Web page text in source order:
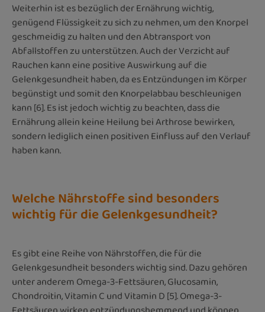
Weiterhin ist es bezüglich der Ernährung wichtig,
genügend Flüssigkeit zu sich zu nehmen, um den Knorpel
geschmeidig zu halten und den Abtransport von
Abfallstoffen zu unterstützen. Auch der Verzicht auf
Rauchen kann eine positive Auswirkung auf die
Gelenkgesundheit haben, da es Entzündungen im Körper
begünstigt und somit den Knorpelabbau beschleunigen
kann [6]. Es ist jedoch wichtig zu beachten, dass die
Ernährung allein keine Heilung bei Arthrose bewirken,
sondern lediglich einen positiven Einfluss auf den Verlauf
haben kann.
Welche Nährstoffe sind besonders
wichtig für die Gelenkgesundheit?
Es gibt eine Reihe von Nährstoffen, die für die
Gelenkgesundheit besonders wichtig sind. Dazu gehören
unter anderem Omega-3-Fettsäuren, Glucosamin,
Chondroitin, Vitamin C und Vitamin D [5]. Omega-3-